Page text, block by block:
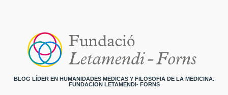
BLOG LÍDER EN HUMANIDADES MEDICAS Y FILOSOFIA DE LA MEDICINA.
FUNDACION LETAMENDI- FORNS